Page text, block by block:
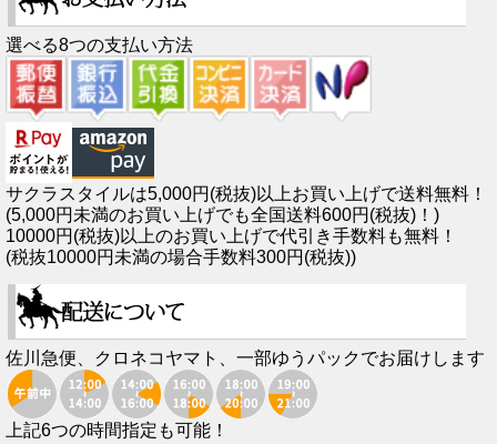
選べる8つの支払い方法
サクラスタイルは5,000円(税抜)以上お買い上げで送料無料！
(5,000円未満のお買い上げでも全国送料600円(税抜)！)
10000円(税抜)以上のお買い上げで代引き手数料も無料！
(税抜10000円未満の場合手数料300円(税抜))
佐川急便、クロネコヤマト、一部ゆうパックでお届けします
上記6つの時間指定も可能！